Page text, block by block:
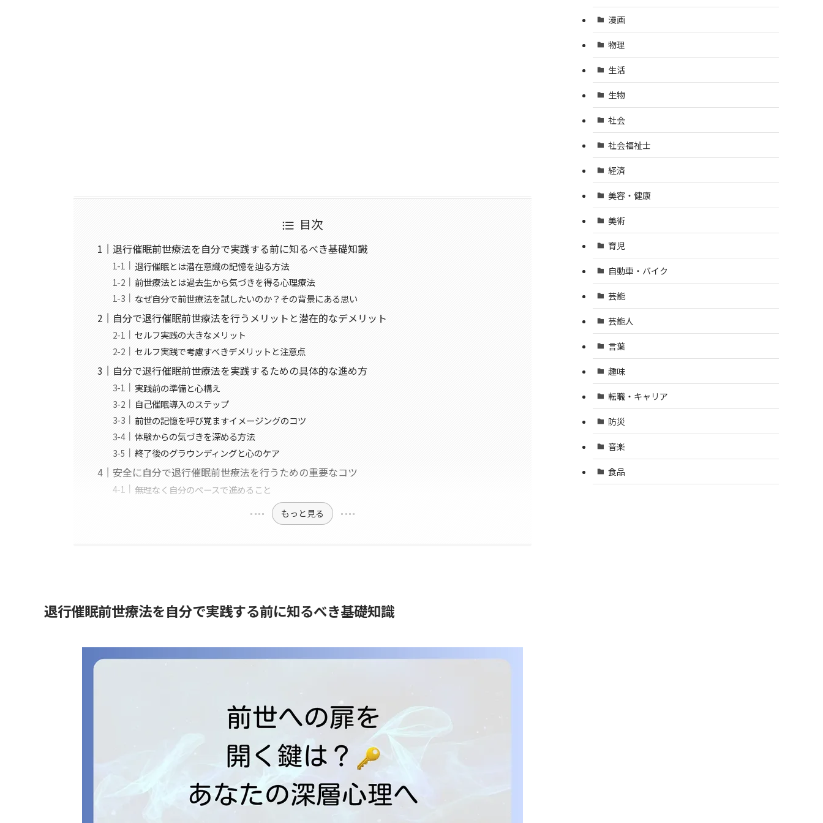
目次
退行催眠前世療法を自分で実践する前に知るべき基礎知識
退行催眠とは潜在意識の記憶を辿る方法
前世療法とは過去生から気づきを得る心理療法
なぜ自分で前世療法を試したいのか？その背景にある思い
自分で退行催眠前世療法を行うメリットと潜在的なデメリット
セルフ実践の大きなメリット
セルフ実践で考慮すべきデメリットと注意点
自分で退行催眠前世療法を実践するための具体的な進め方
実践前の準備と心構え
自己催眠導入のステップ
前世の記憶を呼び覚ますイメージングのコツ
体験からの気づきを深める方法
終了後のグラウンディングと心のケア
安全に自分で退行催眠前世療法を行うための重要なコツ
無理なく自分のペースで進めること
もっと見る
退行催眠前世療法を自分で実践する前に知るべき基礎知識
漫画
物理
生活
生物
社会
社会福祉士
経済
美容・健康
美術
育児
自動車・バイク
芸能
芸能人
言葉
趣味
転職・キャリア
防災
音楽
食品